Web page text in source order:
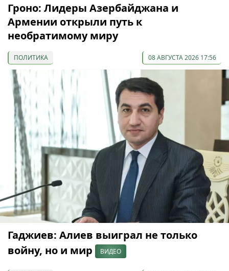
Гроно: Лидеры Азербайджана и
Армении открыли путь к
необратимому миру
ПОЛИТИКА 08 АВГУСТА 2026 17:56
Гаджиев: Алиев выиграл не только
войну, но и мир
ВИДЕО